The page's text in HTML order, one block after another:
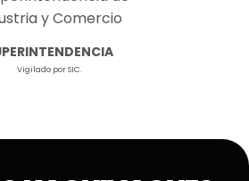
Vigilado por SIC.